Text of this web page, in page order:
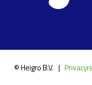
© Heigro B.V. |